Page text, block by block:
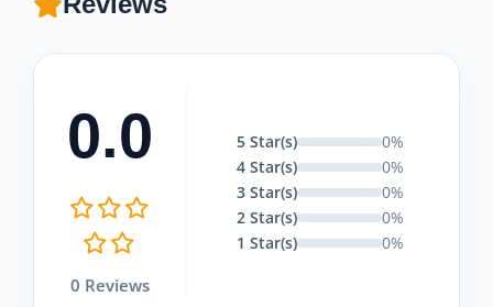
0.0
0 Reviews
5 Star(s)
0%
4 Star(s)
0%
3 Star(s)
0%
2 Star(s)
0%
1 Star(s)
0%